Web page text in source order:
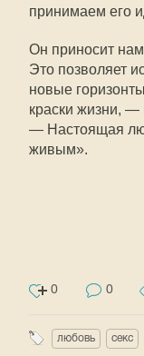
принимаем его
Он приносит
Это позволяет
новые
краски жизни, —
— Настоящая
живым».
0 0
любовь секс